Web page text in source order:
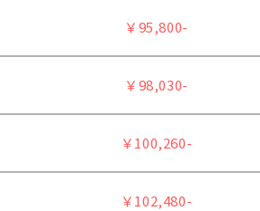
￥95,800-
￥98,030-
￥100,260-
￥102,480-